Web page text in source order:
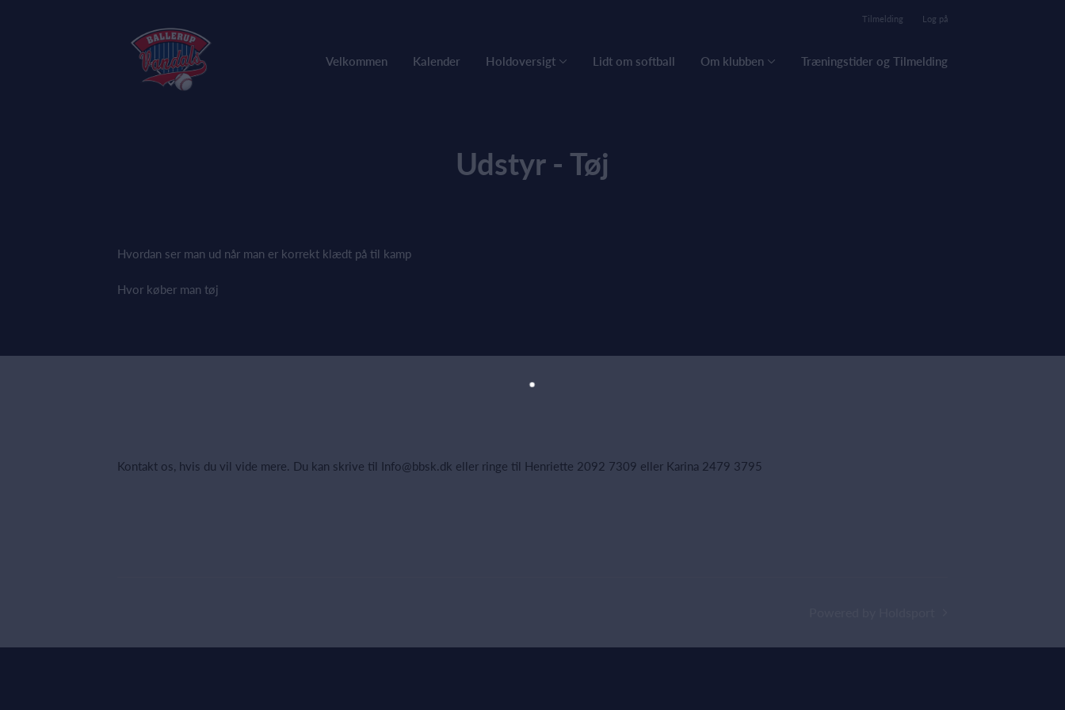
Tilmelding Log på
Velkommen Kalender Holdoversigt Lidt om softball Om klubben Træningstider og Tilmelding
Udstyr - Tøj
Hvordan ser man ud når man er korrekt klædt på til kamp
Hvor køber man tøj
Kontakt os, hvis du vil vide mere. Du kan skrive til Info@bbsk.dk eller ringe til Henriette 2092 7309 eller Karina 2479 3795